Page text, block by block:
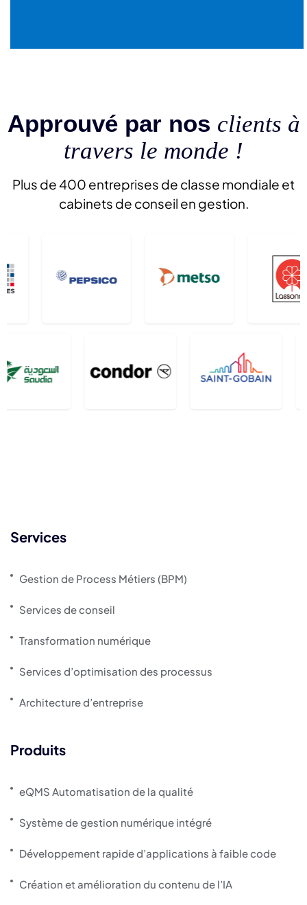
Approuvé par nos clients à
travers le monde !
Plus de 400 entreprises de classe mondiale et
cabinets de conseil en gestion.
Services
Gestion de Process Métiers (BPM)
Services de conseil
Transformation numérique
Services d’optimisation des processus
Architecture d’entreprise
Produits
eQMS Automatisation de la qualité
Système de gestion numérique intégré
Développement rapide d’applications à faible code
Création et amélioration du contenu de l’IA